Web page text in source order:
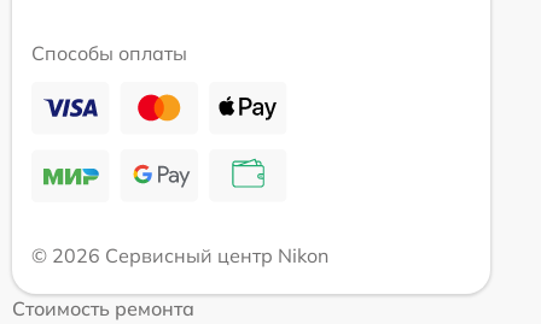
Способы оплаты
© 2026 Сервисный центр Nikon
Стоимость ремонта